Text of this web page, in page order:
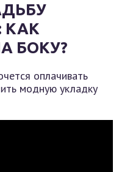
КАК
БОКУ?
оплачивать
модную укладку